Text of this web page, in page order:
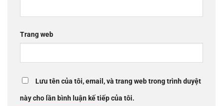
Trang web
Lưu tên của tôi, email, và trang web trong trình duyệt
này cho lần bình luận kế tiếp của tôi.